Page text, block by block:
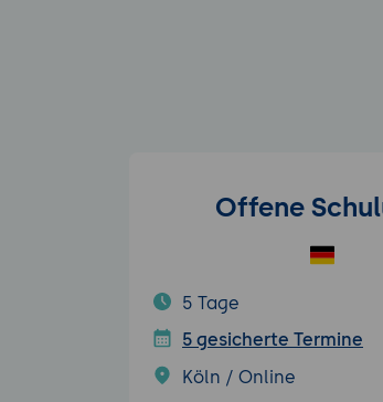
Offene
5 Tage
5 gesicherte Termine
Köln / Online